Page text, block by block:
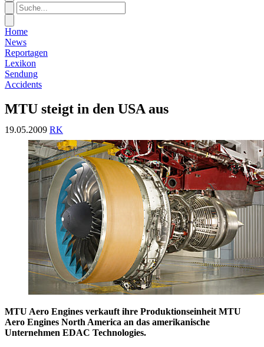
Home
News
Reportagen
Lexikon
Sendung
Accidents
MTU steigt in den USA aus
19.05.2009 RK
MTU Aero Engines verkauft ihre Produktionseinheit MTU
Aero Engines North America an das amerikanische
Unternehmen EDAC Technologies.